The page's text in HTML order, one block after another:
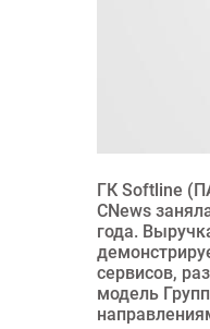
ГК Softline
CNews
года.
сервисов,
модель